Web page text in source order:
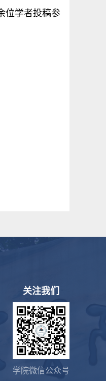
位学者投稿参
关注我们
学院微信公众号